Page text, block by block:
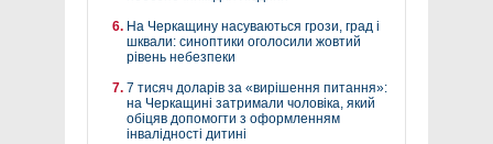
На Черкащину насуваються грози, град і
шквали: синоптики оголосили жовтий
рівень небезпеки
7 тисяч доларів за «вирішення питання»:
на Черкащині затримали чоловіка, який
обіцяв допомогти з оформленням
інвалідності дитині